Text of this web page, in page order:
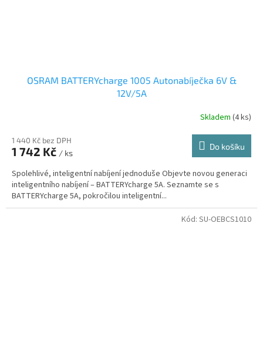
OSRAM BATTERYcharge 1005 Autonabíječka 6V &
12V/5A
Skladem (4 ks)
1 440 Kč bez DPH
1 742 Kč / ks
Do košíku
Spolehlivé, inteligentní nabíjení jednoduše Objevte novou generaci
inteligentního nabíjení – BATTERYcharge 5A. Seznamte se s
BATTERYcharge 5A, pokročilou inteligentní...
Kód: SU-OEBCS1010